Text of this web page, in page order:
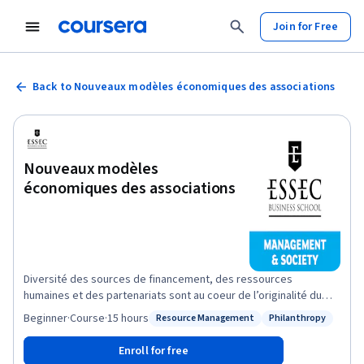
Join for Free
Back to Nouveaux modèles économiques des associations
Nouveaux modèles
économiques des associations
Diversité des sources de financement, des ressources
humaines et des partenariats sont au coeur de l’originalité du
modèle économique associatif. Dans un contexte de besoins
sociaux et environnementaux croissants en quantité et en
complexité sur les territoires et de raréfaction des subventions
publiques, comment hybrider toujours davantage votre modèle
Status: Resource Management
Resource Management
Status: Philanthropy
Philanthropy
Beginner·Course·15 hours
Enroll for free